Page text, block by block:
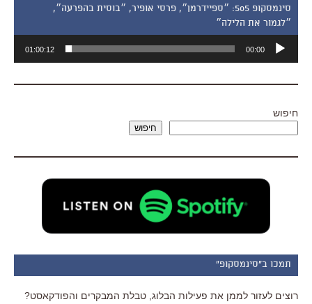
סינמסקופ 505: ״ספיידרמן״, פרסי אופיר, ״בוסית בהפרעה״,
״לגמור את הלילה״
אודיו
00:00
01:00:12
חיפוש
חיפוש
תמכו ב"סינמסקופ"
רוצים לעזור לממן את פעילות הבלוג, טבלת המבקרים והפודקאסט?